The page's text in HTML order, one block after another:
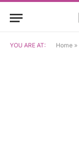
YOU ARE AT: Home »